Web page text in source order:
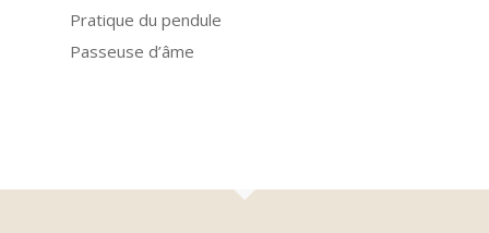
Pratique du pendule
Passeuse d’âme